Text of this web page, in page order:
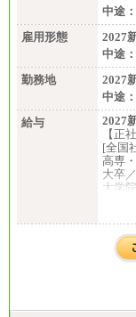
中途：
雇用形態
2027
中途：
勤務地
2027
中途：
給与
2027
【正
[全国
高専
大卒
大学
[地域
【正
[全
[地
【契